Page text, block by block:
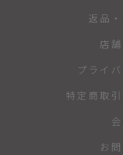
返品
店
プライ
特定商取
お